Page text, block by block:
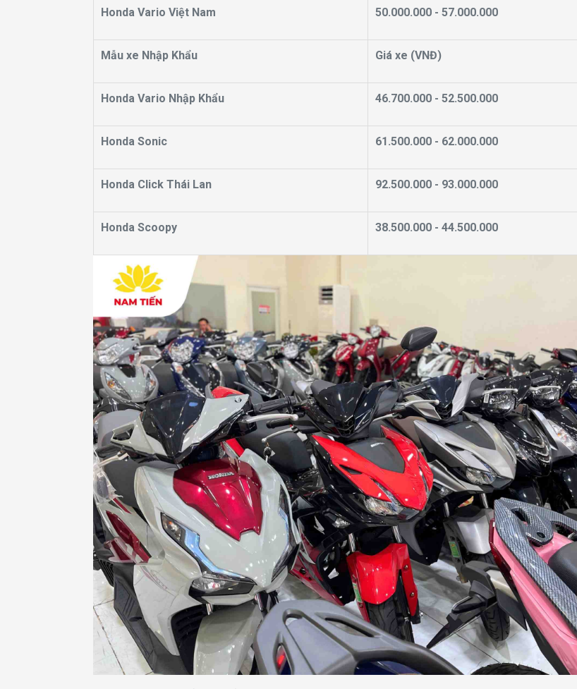
Honda Vario Việt Nam 50.000.000 - 57.000.000
Mẫu xe Nhập Khẩu Giá xe (VNĐ)
Honda Vario Nhập Khẩu 46.700.000 - 52.500.000
Honda Sonic 61.500.000 - 62.000.000
Honda Click Thái Lan 92.500.000 - 93.000.000
Honda Scoopy 38.500.000 - 44.500.000